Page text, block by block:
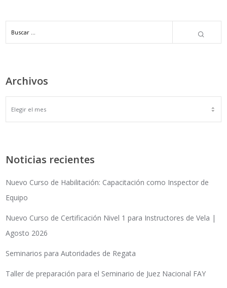
Archivos
ARCHIVOS
Noticias recientes
Nuevo Curso de Habilitación: Capacitación como Inspector de
Equipo
Nuevo Curso de Certificación Nivel 1 para Instructores de Vela |
Agosto 2026
Seminarios para Autoridades de Regata
Taller de preparación para el Seminario de Juez Nacional FAY